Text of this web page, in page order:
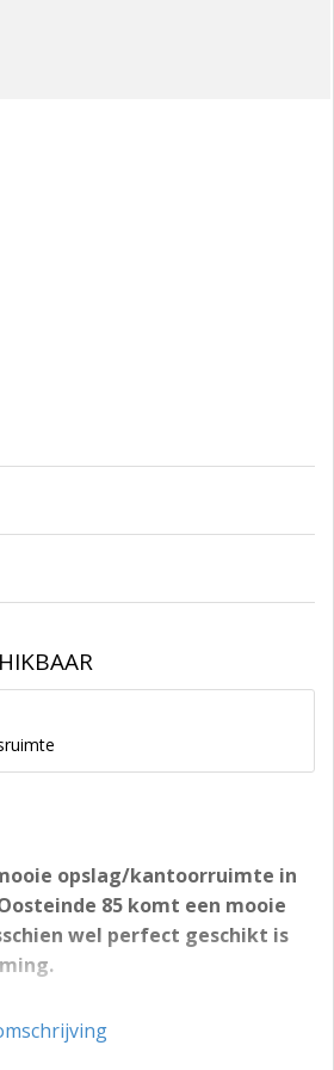
opslag/kantoorruimte in
85 komt een mooie
wel perfect geschikt is
kantoorruimte aan de